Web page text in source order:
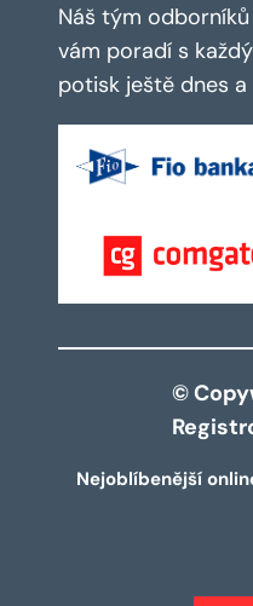
Náš tým
vám poradí s
potisk ještě dnes
©
Nejoblíbenější